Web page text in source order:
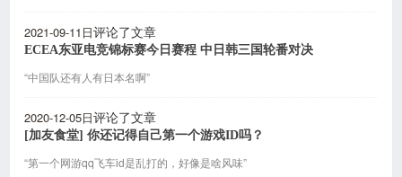
2021-09-11日评论了文章
ECEA东亚电竞锦标赛今日赛程 中日韩三国轮番对决
“中国队还有人有日本名啊”
2020-12-05日评论了文章
[加友食堂] 你还记得自己第一个游戏ID吗？
“第一个网游qq飞车id是乱打的，好像是啥风味”